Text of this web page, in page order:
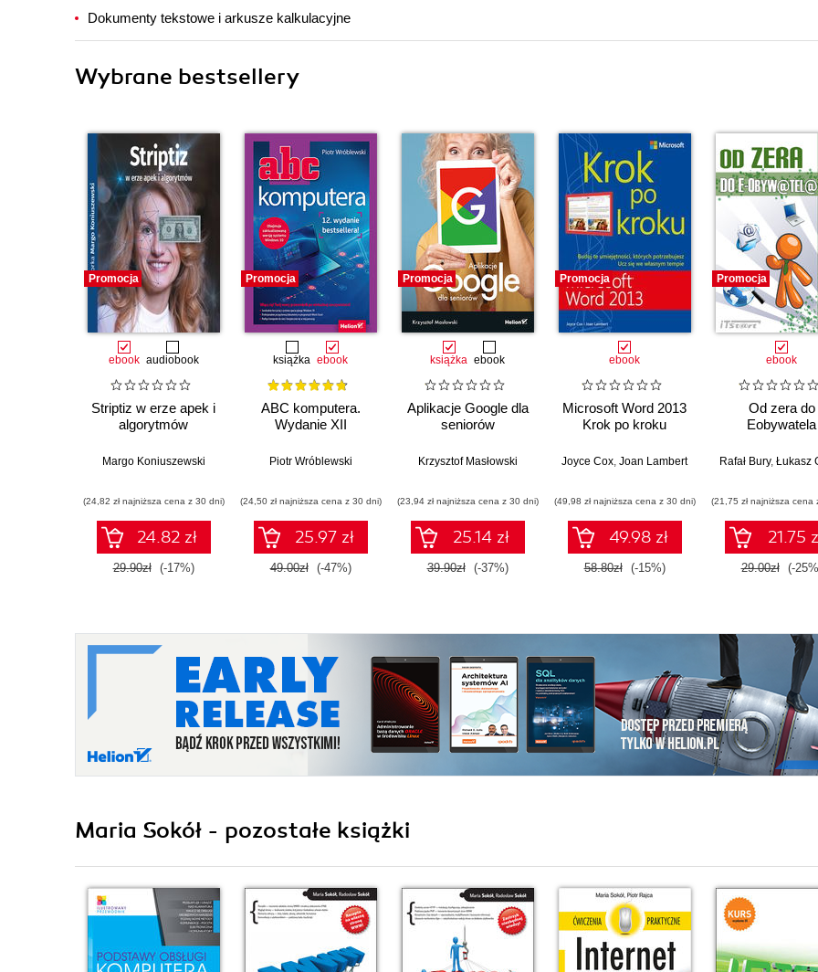
Dokumenty tekstowe i arkusze kalkulacyjne
Wybrane bestsellery
Promocja
ebook audiobook
Striptiz w erze apek i
algorytmów
Margo Koniuszewski
(24,82 zł najniższa cena z 30 dni)
24.82 zł
29.90zł (-17%)
Promocja
książka ebook
ABC komputera.
Wydanie XII
Piotr Wróblewski
(24,50 zł najniższa cena z 30 dni)
25.97 zł
49.00zł (-47%)
Promocja
książka ebook
Aplikacje Google dla
seniorów
Krzysztof Masłowski
(23,94 zł najniższa cena z 30 dni)
25.14 zł
39.90zł (-37%)
Promocja
ebook
Microsoft Word 2013
Krok po kroku
Joyce Cox, Joan Lambert
(49,98 zł najniższa cena z 30 dni)
49.98 zł
58.80zł (-15%)
Promocja
ebook
Od zera do
Eobywatela
Rafał Bury, Łukasz
(21,75 zł najniższa cena
21.75
29.00zł (-
Maria Sokół - pozostałe książki